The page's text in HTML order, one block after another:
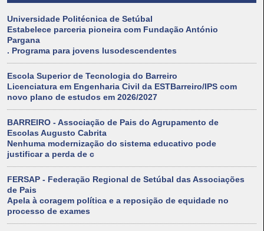
Universidade Politécnica de Setúbal
Estabelece parceria pioneira com Fundação António
Pargana
. Programa para jovens lusodescendentes
Escola Superior de Tecnologia do Barreiro
Licenciatura em Engenharia Civil da ESTBarreiro/IPS com
novo plano de estudos em 2026/2027
BARREIRO - Associação de Pais do Agrupamento de
Escolas Augusto Cabrita
Nenhuma modernização do sistema educativo pode
justificar a perda de c
FERSAP - Federação Regional de Setúbal das Associações
de Pais
Apela à coragem política e a reposição de equidade no
processo de exames